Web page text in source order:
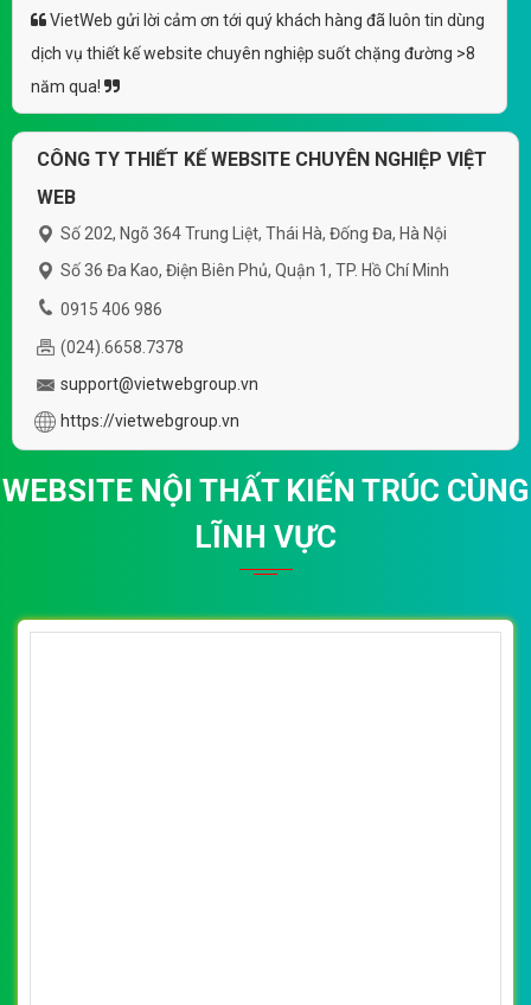
VietWeb gửi lời cảm ơn tới quý khách hàng đã luôn tin dùng
dịch vụ thiết kế website chuyên nghiệp suốt chặng đường >8
năm qua!
CÔNG TY THIẾT KẾ WEBSITE CHUYÊN NGHIỆP VIỆT
WEB
Số 202, Ngõ 364 Trung Liệt, Thái Hà, Đống Đa, Hà Nội
Số 36 Đa Kao, Điện Biên Phủ, Quận 1, TP. Hồ Chí Minh
0915 406 986
(024).6658.7378
support@vietwebgroup.vn
https://vietwebgroup.vn
WEBSITE NỘI THẤT KIẾN TRÚC CÙNG
LĨNH VỰC